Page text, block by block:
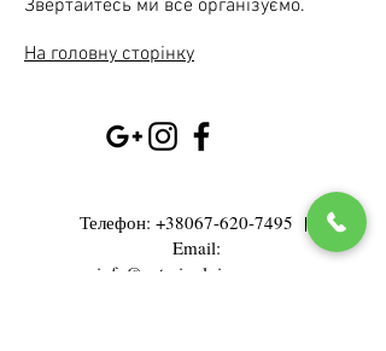
Звертайтесь ми все організуємо.
На головну сторінку
Телефон: +38067-620-7495 |
Email:
info@cateringlviv.com.ua